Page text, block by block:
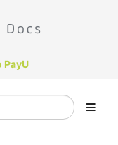
PayU